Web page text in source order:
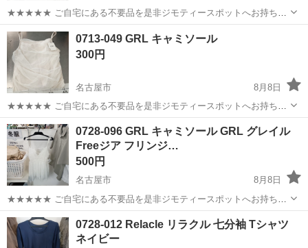
★★★★★ ご自宅にある不要品を是非ジモティースポットへお持ち込
みしませんか？ 家電、趣味・スポーツ・レジャー用品、こども用品、
衣料服飾品、生活雑貨、家具、本、CD・DVDなどが無料でまとめて持
ち込めます！ ※詳細はこ...
愛知 名古屋市
0713-049 GRL キャミソール
300円
名古屋市
8月8日
★★★★★ ご自宅にある不要品を是非ジモティースポットへお持ち込
みしませんか？ 家電、趣味・スポーツ・レジャー用品、こども用品、
衣料服飾品、生活雑貨、家具、本、CD・DVDなどが無料でまとめて持
ち込めます！ ※詳細はこ...
愛知 名古屋市
0728-096 GRL キャミソール GRL グレイル
Freeジア フリンジ…
500円
名古屋市
8月8日
★★★★★ ご自宅にある不要品を是非ジモティースポットへお持ち込
みしませんか？ 家電、趣味・スポーツ・レジャー用品、こども用品、
衣料服飾品、生活雑貨、家具、本、CD・DVDなどが無料でまとめて持
ち込めます！ ※詳細はこ...
愛知 名古屋市 GRL
0728-012 Relacle リラクル 七分袖 Tシャツ
ネイビー